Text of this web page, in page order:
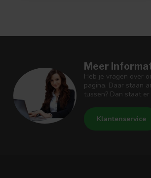
Meer
Heb je vragen over
pagina. Daar staan
tussen? Dan staat
Klantenservice